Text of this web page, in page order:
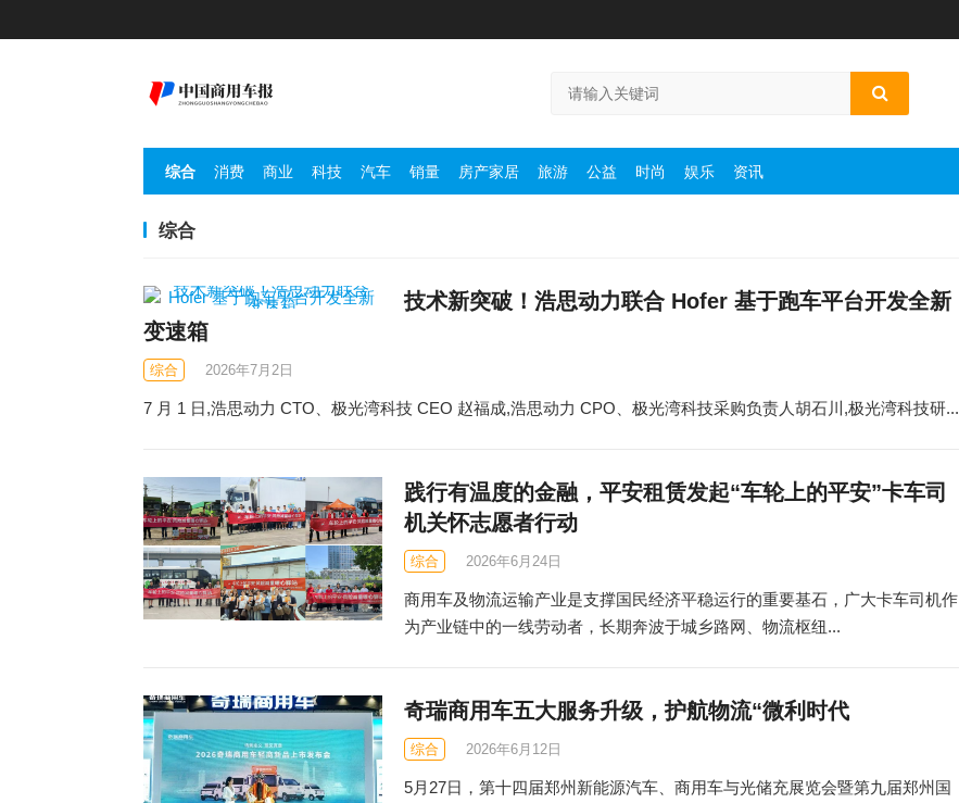
综合 消费 商业 科技 汽车 销量 房产家居 旅游 公益 时尚 娱乐 资讯
综合
技术新突破！浩思动力联合 Hofer 基于跑车平台开发全新
变速箱
综合 2026年7月2日
7 月 1 日,浩思动力 CTO、极光湾科技 CEO 赵福成,浩思动力 CPO、极光湾科技采购负责人胡石川,极光湾科技研...
践行有温度的金融，平安租赁发起“车轮上的平安”卡车司
机关怀志愿者行动
综合 2026年6月24日
商用车及物流运输产业是支撑国民经济平稳运行的重要基石，广大卡车司机作
为产业链中的一线劳动者，长期奔波于城乡路网、物流枢纽...
奇瑞商用车五大服务升级，护航物流“微利时代
综合 2026年6月12日
5月27日，第十四届郑州新能源汽车、商用车与光储充展览会暨第九届郑州国